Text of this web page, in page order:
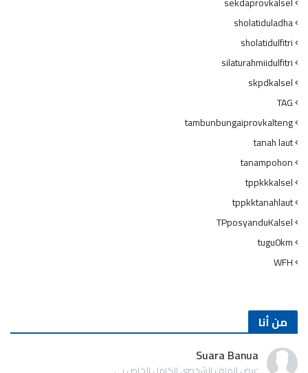
sholatiduladha
sholatidulfitri
silaturahmiidulfitri
skpdkalsel
TAG
tambunbungaiprovkalteng
tanah laut
tanampohon
tppkkkalsel
tppkktanahlaut
TPposyanduKalsel
tugu0km
WFH
من أنا
Suara Banua